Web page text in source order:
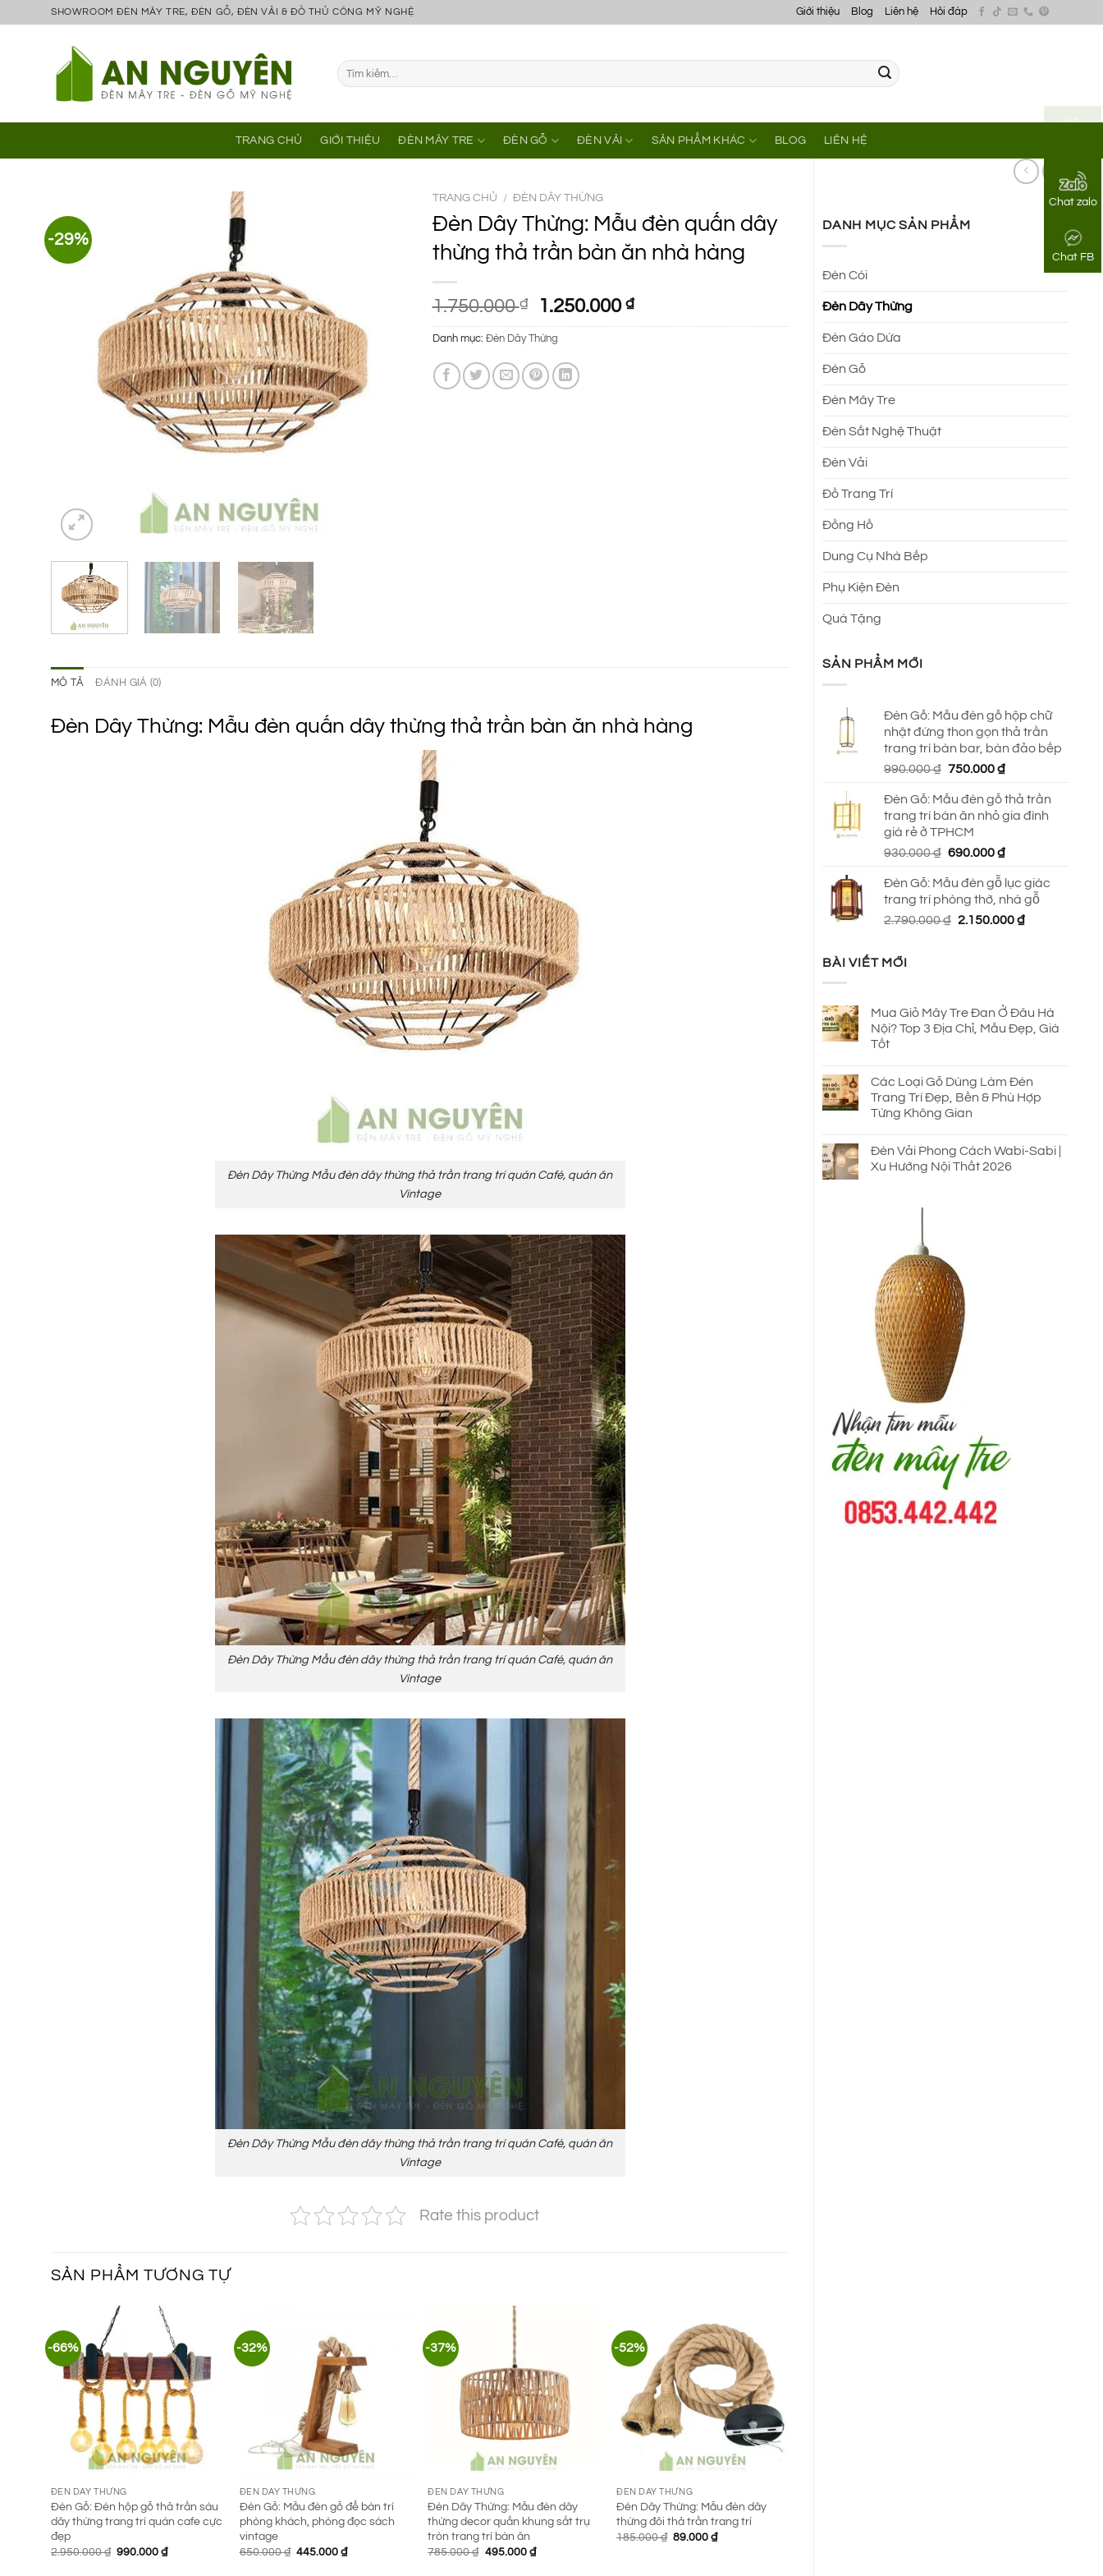
Chat zalo
Chat FB
SHOWROOM ĐÈN MÂY TRE, ĐÈN GỖ, ĐÈN VẢI & ĐỒ THỦ CÔNG MỸ NGHỆ Giới thiệu Blog Liên hệ Hỏi đáp
Tìm
kiếm:
TRANG CHỦ GIỚI THIỆU ĐÈN MÂY TRE ĐÈN GỖ ĐÈN VẢI SẢN PHẨM KHÁC BLOG LIÊN HỆ
DANH MỤC SẢN PHẨM
Đèn Cói
Đèn Dây Thừng
Đèn Gáo Dừa
Đèn Gỗ
Đèn Mây Tre
Đèn Sắt Nghệ Thuật
Đèn Vải
Đồ Trang Trí
Đồng Hồ
Dung Cụ Nhà Bếp
Phụ Kiện Đèn
Quà Tặng
SẢN PHẨM MỚI
Đèn Gỗ: Mẫu đèn gỗ hộp chữ
nhật đứng thon gọn thả trần
trang trí bàn bar, bàn đảo bếp
990.000₫ Giá
là:
990.000 ₫.
750.000₫Giá
tại
là:
Đèn Gỗ: Mẫu đèn gỗ thả trần
trang trí bàn ăn nhỏ gia đình
giá rẻ ở TPHCM
930.000₫ Giá
là:
930.000 ₫.
690.000₫Giá
tại
là:
690.000 ₫.
Đèn Gỗ: Mẫu đèn gỗ lục giác
trang trí phòng thờ, nhà gỗ
2.790.000₫ Giá
2.150.000₫Giá
BÀI VIẾT MỚI
Mua Giỏ Mây Tre Đan Ở Đâu Hà
Nội? Top 3 Địa Chỉ, Mẫu Đẹp, Giá
Tốt
Các Loại Gỗ Dùng Làm Đèn
Trang Trí Đẹp, Bền & Phù Hợp
Từng Không Gian
Đèn Vải Phong Cách Wabi-Sabi |
Xu Hướng Nội Thất 2026
-29%
TRANG CHỦ / ĐÈN DÂY THỪNG
Đèn Dây Thừng: Mẫu đèn quấn dây
thừng thả trần bàn ăn nhà hàng
1.750.000₫
Giá
gốc
là:
1.750.000 ₫.
1.250.000 ₫Giá
hiện
Danh mục: Đèn Dây Thừng
MÔ TẢ ĐÁNH GIÁ (0)
Đèn Dây Thừng: Mẫu đèn quấn dây thừng thả trần bàn ăn nhà hàng
Đèn Dây Thừng Mẫu đèn dây thừng thả trần trang trí quán Café, quán ăn
Vintage
Đèn Dây Thừng Mẫu đèn dây thừng thả trần trang trí quán Café, quán ăn
Vintage
Đèn Dây Thừng Mẫu đèn dây thừng thả trần trang trí quán Café, quán ăn
Vintage
Rate this product
SẢN PHẨM TƯƠNG TỰ
-66%
ĐÈN DÂY THỪNG
Đèn Gỗ: Đèn hộp gỗ thả trần sáu
dây thừng trang trí quán cafe cực
đẹp
2.950.000₫ Giá
990.000₫Giá
-32%
ĐÈN DÂY THỪNG
Đèn Gỗ: Mẫu đèn gỗ để bàn trí
phòng khách, phòng đọc sách
vintage
650.000₫ Giá
445.000 ₫Giá
-37%
ĐÈN DÂY THỪNG
Đèn Dây Thừng: Mẫu đèn dây
thừng decor quấn khung sắt trụ
tròn trang trí bàn ăn
785.000₫ Giá
495.000 ₫Giá
-52%
ĐÈN DÂY THỪNG
Đèn Dây Thừng: Mẫu đèn dây
thừng đôi thả trần trang trí
185.000₫ Giá
89.000₫Giá